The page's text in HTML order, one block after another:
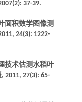
(2): 37-39.
面积数学图像测
, 24(3): 1222-
技术估测水稻叶
, 2011, 27(3): 65-